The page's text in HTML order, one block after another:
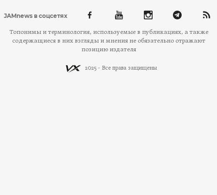
JAMnews в соцсетях
Топонимы и терминология, используемые в публикациях, а также
содержащиеся в них взгляды и мнения не обязательно отражают
позицию издателя
2025 - Все права защищены